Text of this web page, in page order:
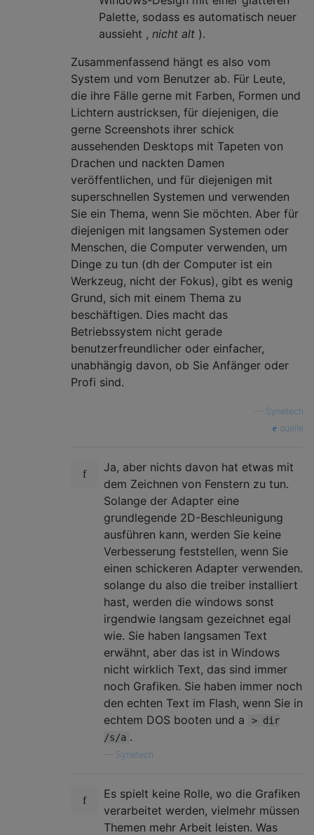
Palette, sodass es automatisch neuer
aussieht , nicht alt ).
Zusammenfassend hängt es also vom
System und vom Benutzer ab. Für Leute,
die ihre Fälle gerne mit Farben, Formen und
Lichtern austricksen, für diejenigen, die
gerne Screenshots ihrer schick
aussehenden Desktops mit Tapeten von
Drachen und nackten Damen
veröffentlichen, und für diejenigen mit
superschnellen Systemen und verwenden
Sie ein Thema, wenn Sie möchten. Aber für
diejenigen mit langsamen Systemen oder
Menschen, die Computer verwenden, um
Dinge zu tun (dh der Computer ist ein
Werkzeug, nicht der Fokus), gibt es wenig
Grund, sich mit einem Thema zu
beschäftigen. Dies macht das
Betriebssystem nicht gerade
benutzerfreundlicher oder einfacher,
unabhängig davon, ob Sie Anfänger oder
Profi sind.
Synetech
quelle
Ja, aber nichts davon hat etwas mit
dem Zeichnen von Fenstern zu tun.
Solange der Adapter eine
grundlegende 2D-Beschleunigung
ausführen kann, werden Sie keine
Verbesserung feststellen, wenn Sie
einen schickeren Adapter verwenden.
solange du also die treiber installiert
hast, werden die windows sonst
irgendwie langsam gezeichnet egal
wie. Sie haben langsamen Text
erwähnt, aber das ist in Windows
nicht wirklich Text, das sind immer
noch Grafiken. Sie haben immer noch
den echten Text im Flash, wenn Sie in
echtem DOS booten und a
> dir
/s/a .
Synetech
Es spielt keine Rolle, wo die Grafiken
verarbeitet werden, vielmehr müssen
Themen mehr Arbeit leisten. Was